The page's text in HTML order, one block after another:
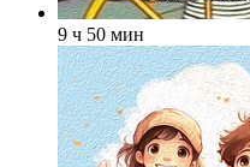
9 ч 50 мин